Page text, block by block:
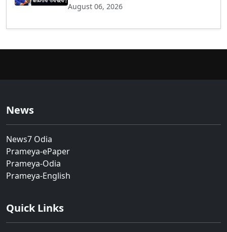
August 06, 2026
News
News7 Odia
Prameya-ePaper
Prameya-Odia
Prameya-English
Quick Links